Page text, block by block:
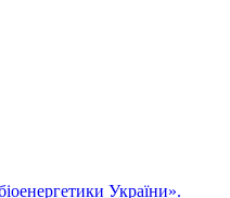
України».